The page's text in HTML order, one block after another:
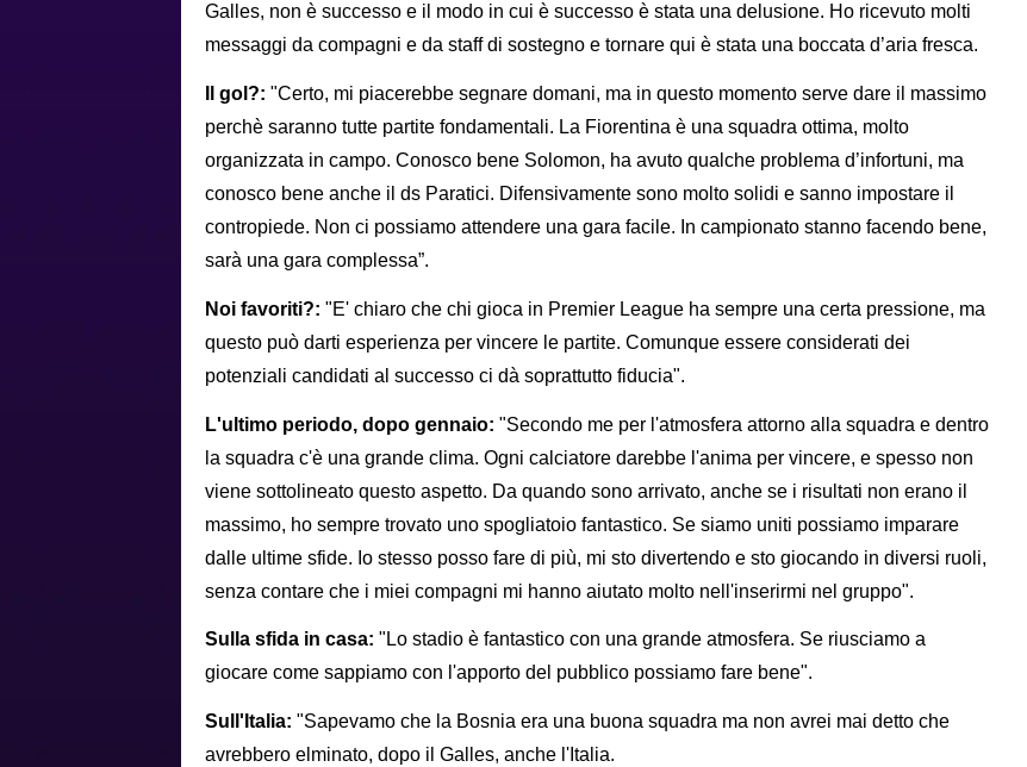
Galles, non è successo e il modo in cui è successo è stata una delusione. Ho ricevuto molti
messaggi da compagni e da staff di sostegno e tornare qui è stata una boccata d’aria fresca.
Il gol?: "Certo, mi piacerebbe segnare domani, ma in questo momento serve dare il massimo
perchè saranno tutte partite fondamentali. La Fiorentina è una squadra ottima, molto
organizzata in campo. Conosco bene Solomon, ha avuto qualche problema d’infortuni, ma
conosco bene anche il ds Paratici. Difensivamente sono molto solidi e sanno impostare il
contropiede. Non ci possiamo attendere una gara facile. In campionato stanno facendo bene,
sarà una gara complessa”.
Noi favoriti?: "E' chiaro che chi gioca in Premier League ha sempre una certa pressione, ma
questo può darti esperienza per vincere le partite. Comunque essere considerati dei
potenziali candidati al successo ci dà soprattutto fiducia".
L'ultimo periodo, dopo gennaio: "Secondo me per l'atmosfera attorno alla squadra e dentro
la squadra c'è una grande clima. Ogni calciatore darebbe l'anima per vincere, e spesso non
viene sottolineato questo aspetto. Da quando sono arrivato, anche se i risultati non erano il
massimo, ho sempre trovato uno spogliatoio fantastico. Se siamo uniti possiamo imparare
dalle ultime sfide. Io stesso posso fare di più, mi sto divertendo e sto giocando in diversi ruoli,
senza contare che i miei compagni mi hanno aiutato molto nell'inserirmi nel gruppo".
Sulla sfida in casa: "Lo stadio è fantastico con una grande atmosfera. Se riusciamo a
giocare come sappiamo con l'apporto del pubblico possiamo fare bene".
Sull'Italia: "Sapevamo che la Bosnia era una buona squadra ma non avrei mai detto che
avrebbero elminato, dopo il Galles, anche l'Italia.